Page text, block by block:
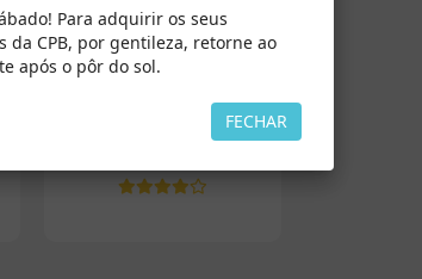
Servo de Deus e Amigo de
Para adquirir os seus
da CPB, por gentileza, retorne ao
após o pôr do sol.
FECHAR